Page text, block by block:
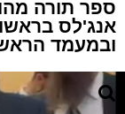
ספר תורה
אנג'לס
ובמעמד